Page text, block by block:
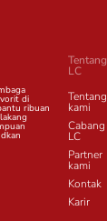
di
ribuan
Tentang
LC
Tentang
kami
Cabang
LC
Partner
kami
Kontak
Karir